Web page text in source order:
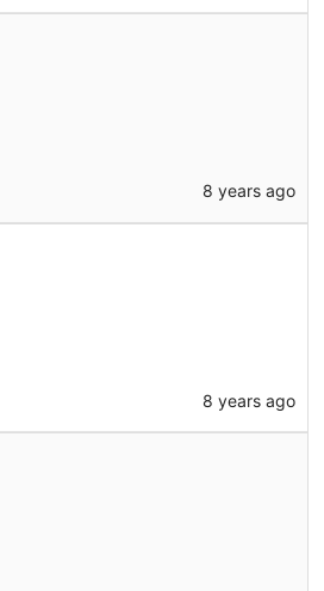
8 years ago
8 years ago